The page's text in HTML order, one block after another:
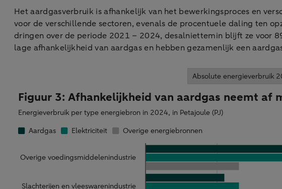
Het aardgasverbruik is afhankelijk van het bewerkingsproces en
voor de verschillende sectoren, evenals de procentuele daling ten
dringen over de periode 2021 – 2024, desalniettemin blijft ze voor
lage afhankelijkheid van aardgas en hebben gezamenlijk een